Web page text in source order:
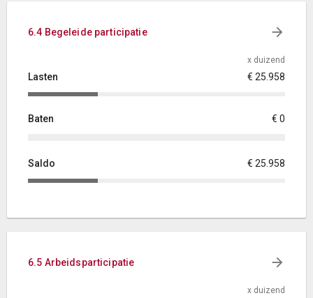
6.4 Begeleide participatie
x duizend
Lasten € 25.958
Baten € 0
Saldo € 25.958
6.5 Arbeidsparticipatie
x duizend